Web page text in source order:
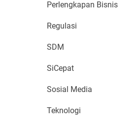
Perlengkapan Bisnis
Regulasi
SDM
SiCepat
Sosial Media
Teknologi